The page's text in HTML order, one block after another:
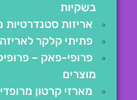
בשקיות
אריזות סטנדרטיות
פתיתי קלקר לאריזה
פרופי-פאק –
מוצרים
מארזי קרטון